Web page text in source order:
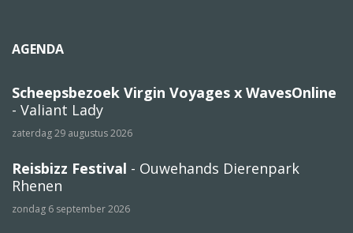
AGENDA
Scheepsbezoek Virgin Voyages x WavesOnline
- Valiant Lady
zaterdag 29 augustus 2026
Reisbizz Festival - Ouwehands Dierenpark
Rhenen
zondag 6 september 2026